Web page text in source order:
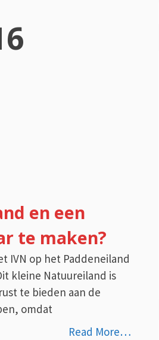
en een
te maken?
IVN op het Paddeneiland
kleine Natuureiland is
te bieden aan de
omdat
Read More…